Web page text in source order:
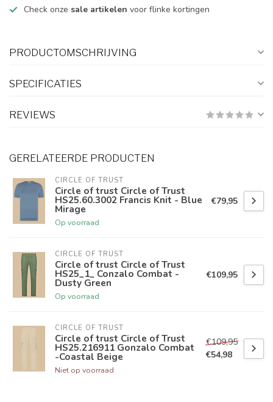
Check onze sale artikelen voor flinke kortingen
PRODUCTOMSCHRIJVING
SPECIFICATIES
REVIEWS
GERELATEERDE PRODUCTEN
CIRCLE OF TRUST
Circle of trust Circle of Trust
HS25.60.3002 Francis Knit - Blue
Mirage
Op voorraad
€79,95
CIRCLE OF TRUST
Circle of trust Circle of Trust
HS25_1_ Conzalo Combat -
Dusty Green
Op voorraad
€109,95
CIRCLE OF TRUST
Circle of trust Circle of Trust
HS25.216911 Gonzalo Combat
-Coastal Beige
Niet op voorraad
€109,95
€54,98